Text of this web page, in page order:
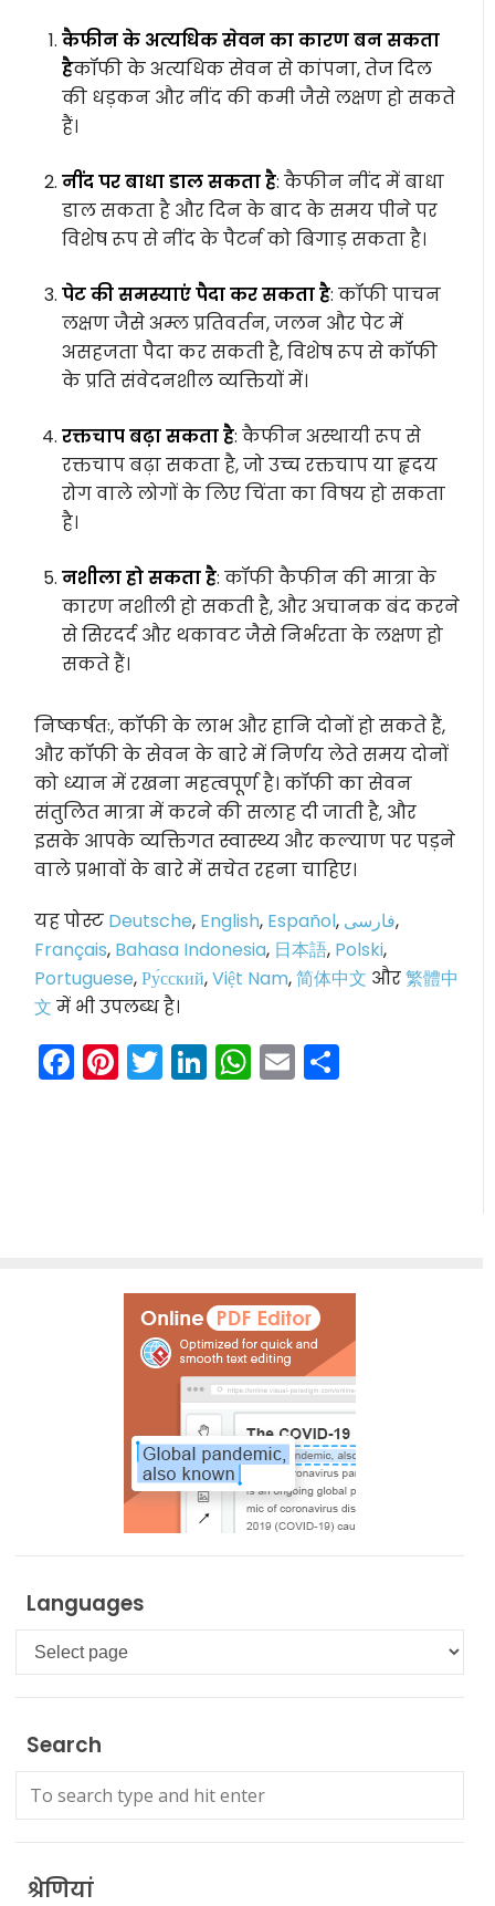
कैफीन के अत्यधिक सेवन का कारण बन सकता
हैकॉफी के अत्यधिक सेवन से कांपना, तेज दिल
की धड़कन और नींद की कमी जैसे लक्षण हो सकते
हैं।
नींद पर बाधा डाल सकता है: कैफीन नींद में बाधा
डाल सकता है और दिन के बाद के समय पीने पर
विशेष रूप से नींद के पैटर्न को बिगाड़ सकता है।
पेट की समस्याएं पैदा कर सकता है: कॉफी पाचन
लक्षण जैसे अम्ल प्रतिवर्तन, जलन और पेट में
असहजता पैदा कर सकती है, विशेष रूप से कॉफी
के प्रति संवेदनशील व्यक्तियों में।
रक्तचाप बढ़ा सकता है: कैफीन अस्थायी रूप से
रक्तचाप बढ़ा सकता है, जो उच्च रक्तचाप या हृदय
रोग वाले लोगों के लिए चिंता का विषय हो सकता
है।
नशीला हो सकता है: कॉफी कैफीन की मात्रा के
कारण नशीली हो सकती है, और अचानक बंद करने
से सिरदर्द और थकावट जैसे निर्भरता के लक्षण हो
सकते हैं।
निष्कर्षतः, कॉफी के लाभ और हानि दोनों हो सकते हैं,
और कॉफी के सेवन के बारे में निर्णय लेते समय दोनों
को ध्यान में रखना महत्वपूर्ण है। कॉफी का सेवन
संतुलित मात्रा में करने की सलाह दी जाती है, और
इसके आपके व्यक्तिगत स्वास्थ्य और कल्याण पर पड़ने
वाले प्रभावों के बारे में सचेत रहना चाहिए।
यह पोस्ट Deutsche, English, Español, فارسی,
Français, Bahasa Indonesia, 日本語, Polski,
Portuguese,Ру́сский,Việt Nam,简体中文 और繁體中
文 में भी उपलब्ध है।
Facebook
Pinterest
Twitter
LinkedIn
WhatsApp
Email
Languages
Languages
Search
श्रेणियां